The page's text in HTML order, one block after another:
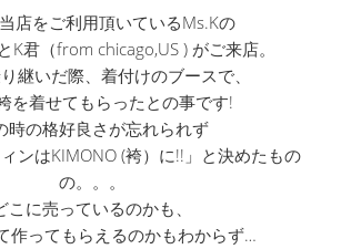
店をご利用頂いているMs.Kの
K君（from chicago,US ) がご来店。
継いだ際、着付けのブースで、
を着せてもらったとの事です!
時の格好良さが忘れられず
ィンはKIMONO (袴）に!!」と決めたもの
の。。。
こに売っているのかも、
作ってもらえるのかもわからず…